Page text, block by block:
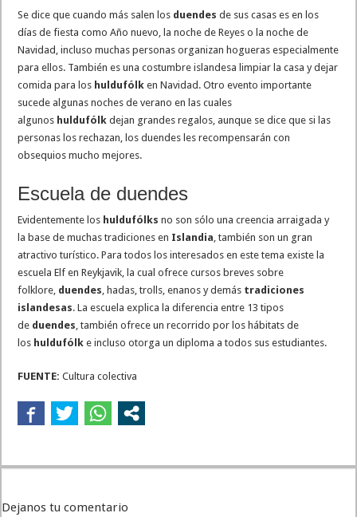
Se dice que cuando más salen los duendes de sus casas es en los
días de fiesta como Año nuevo, la noche de Reyes o la noche de
Navidad, incluso muchas personas organizan hogueras especialmente
para ellos. También es una costumbre islandesa limpiar la casa y dejar
comida para los huldufólk en Navidad. Otro evento importante
sucede algunas noches de verano en las cuales
algunos huldufólk dejan grandes regalos, aunque se dice que si las
personas los rechazan, los duendes les recompensarán con
obsequios mucho mejores.
Escuela de duendes
Evidentemente los huldufólks no son sólo una creencia arraigada y
la base de muchas tradiciones en Islandia , también son un gran
atractivo turístico. Para todos los interesados en este tema existe la
escuela Elf en Reykjavik, la cual ofrece cursos breves sobre
folklore, duendes , hadas, trolls, enanos y demás tradiciones
islandesas. La escuela explica la diferencia entre 13 tipos
de duendes , también ofrece un recorrido por los hábitats de
los huldufólk e incluso otorga un diploma a todos sus estudiantes.
FUENTE: Cultura colectiva
Dejanos tu comentario